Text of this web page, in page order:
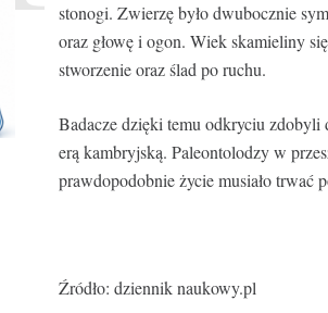
stonogi. Zwierzę było dwubocznie
oraz głowę i ogon. Wiek skamieliny
stworzenie oraz ślad po ruchu.
Badacze dzięki temu odkryciu zdobyli
erą kambryjską. Paleontolodzy w
prawdopodobnie życie musiało trwać
Źródło: dziennik naukowy.pl